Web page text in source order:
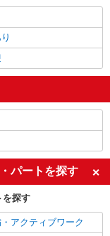
パートを探す
を探す
アクティブワーク